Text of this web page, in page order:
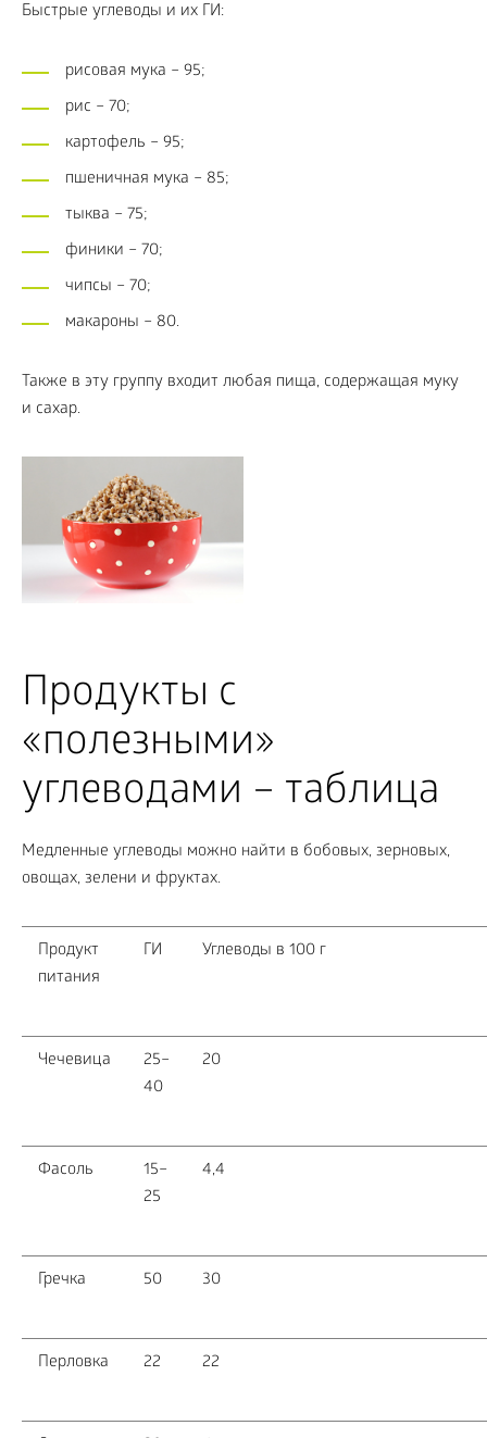
Быстрые углеводы и их ГИ:
рисовая мука – 95;
рис – 70;
картофель – 95;
пшеничная мука – 85;
тыква – 75;
финики – 70;
чипсы – 70;
макароны – 80.
Также в эту группу входит любая пища, содержащая муку
и сахар.
Продукты с
«полезными»
углеводами – таблица
Медленные углеводы можно найти в бобовых, зерновых,
овощах, зелени и фруктах.
Продукт
питания
ГИ Углеводы в 100 г
Чечевица
25–
40
20
Фасоль
15–
25
4,4
Гречка 50 30
Перловка 22 22